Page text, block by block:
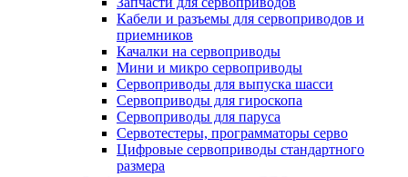
Кабели и разъемы для сервоприводов и
приемников
Качалки на сервоприводы
Мини и микро сервоприводы
Сервоприводы для выпуска шасси
Сервоприводы для гироскопа
Сервоприводы для паруса
Сервотестеры, программаторы серво
Цифровые сервоприводы стандартного
размера